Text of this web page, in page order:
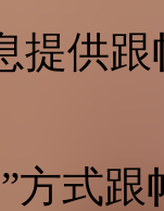
提供
”方式